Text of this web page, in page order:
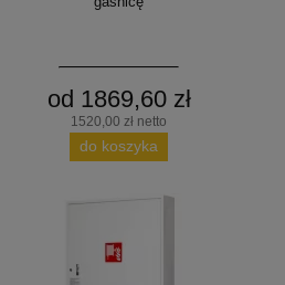
od 1869,60 zł
1520,00 zł netto
do koszyka